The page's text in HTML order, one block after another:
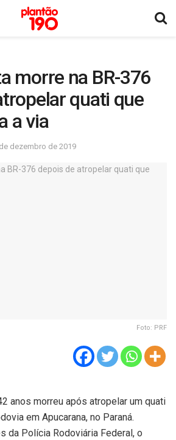
morre na BR-376
quati que
a via
dezembro de 2019
Foto: PRF
anos morreu após atropelar um quati
em Apucarana, no Paraná.
da Polícia Rodoviária Federal, o